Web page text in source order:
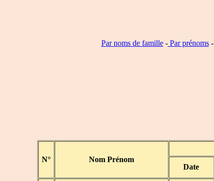
Par noms de famille-Par prénoms-
N° Nom Prénom
Date